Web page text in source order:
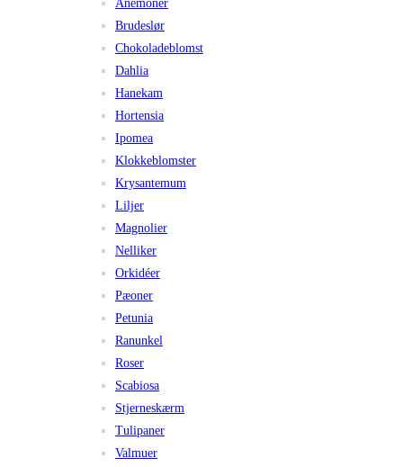
Anemoner
Brudeslør
Chokoladeblomst
Dahlia
Hanekam
Hortensia
Ipomea
Klokkeblomster
Krysantemum
Liljer
Magnolier
Nelliker
Orkidéer
Pæoner
Petunia
Ranunkel
Roser
Scabiosa
Stjerneskærm
Tulipaner
Valmuer